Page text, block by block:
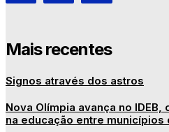
Mais recentes
Signos através dos astros
Nova Olímpia avança no
na educação entre municípios